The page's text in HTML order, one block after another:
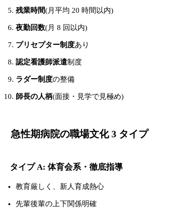
残業時間(月平均 20 時間以内)
夜勤回数(月 8 回以内)
プリセプター制度あり
認定看護師派遣制度
ラダー制度の整備
師長の人柄(面接・見学で見極め)
急性期病院の職場文化 3 タイプ
タイプ A: 体育会系・徹底指導
教育厳しく、新人育成熱心
先輩後輩の上下関係明確